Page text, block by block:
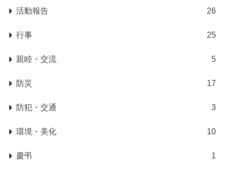
活動報告 26
行事 25
親睦・交流 5
防災 17
防犯・交通 3
環境・美化 10
慶弔 1